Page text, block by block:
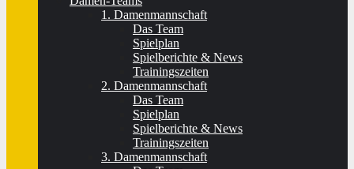
1. Damenmannschaft
Das Team
Spielplan
Spielberichte & News
Trainingszeiten
2. Damenmannschaft
Das Team
Spielplan
Spielberichte & News
Trainingszeiten
3. Damenmannschaft